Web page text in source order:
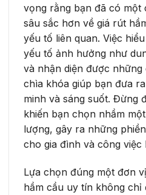
vọng rằng bạn đã có một
sâu sắc hơn về giá rút
yếu tố liên quan. Việc
yếu tố ảnh hưởng như
và nhận diện được những
chìa khóa giúp bạn đưa
minh và sáng suốt. Đừng
khiến bạn chọn nhầm
lượng, gây ra những
cho gia đình và công việc
Lựa chọn đúng một đơn
hầm cầu uy tín không chỉ